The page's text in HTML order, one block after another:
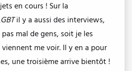
en cours ! Sur la
il y a aussi des interviews,
mal de gens, soit je les
me voir. Il y en a pour
une troisième arrive bientôt !